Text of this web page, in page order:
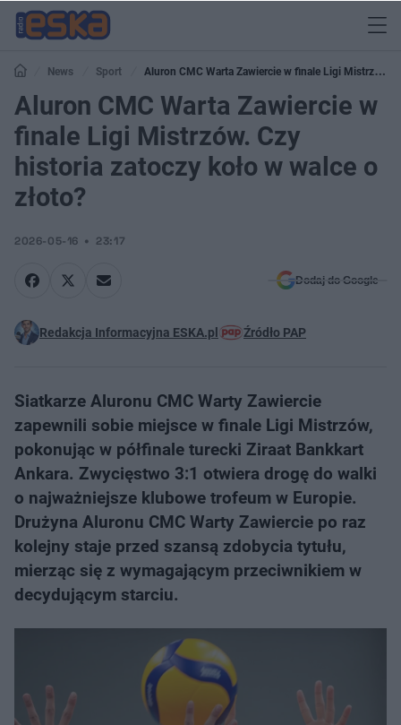
News Sport
Aluron CMC Warta Zawiercie w finale Ligi Mistrzów.
Czy historia zatoczy koło w walce o złoto?
Aluron CMC Warta Zawiercie w
finale Ligi Mistrzów. Czy
historia zatoczy koło w walce o
złoto?
2026-05-16 23:17
Dodaj do Google
Redakcja Informacyjna ESKA.pl Źródło PAP
Siatkarze Aluronu CMC Warty Zawiercie
zapewnili sobie miejsce w finale Ligi Mistrzów,
pokonując w półfinale turecki Ziraat Bankkart
Ankara. Zwycięstwo 3:1 otwiera drogę do walki
o najważniejsze klubowe trofeum w Europie.
Drużyna Aluronu CMC Warty Zawiercie po raz
kolejny staje przed szansą zdobycia tytułu,
mierząc się z wymagającym przeciwnikiem w
decydującym starciu.